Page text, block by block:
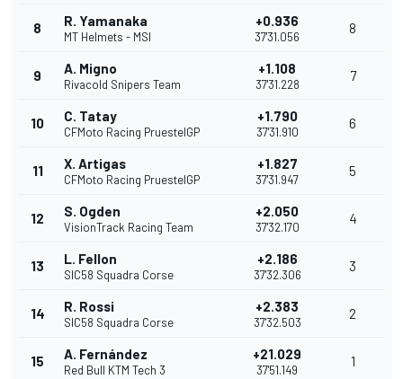
8 R. Yamanaka
MT Helmets - MSI
+0.936
37'31.056
8
9 A. Migno
Rivacold Snipers Team
+1.108
37'31.228
7
10 C. Tatay
CFMoto Racing PruestelGP
+1.790
37'31.910
6
11 X. Artigas
CFMoto Racing PruestelGP
+1.827
37'31.947
5
12 S. Ogden
VisionTrack Racing Team
+2.050
37'32.170
4
13 L. Fellon
SIC58 Squadra Corse
+2.186
37'32.306
3
14 R. Rossi
SIC58 Squadra Corse
+2.383
37'32.503
2
15 A. Fernández
Red Bull KTM Tech 3
+21.029
37'51.149
1